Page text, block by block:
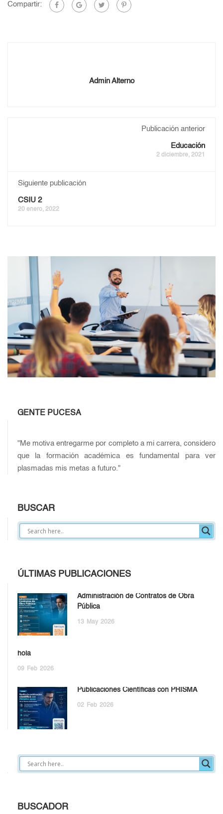
Compartir:
Admin Alterno
Publicación anterior
Educación
2 diciembre, 2021
Siguiente publicación
CSIU 2
20 enero, 2022
GENTE PUCESA
"Me motiva entregarme por completo a mi carrera, considero
que la formación académica es fundamental para ver
plasmadas mis metas a futuro."
BUSCAR
ÚLTIMAS PUBLICACIONES
Administración de Contratos de Obra
Pública
13 May 2026
hola
09 Feb 2026
Publicaciones Científicas con PRISMA
02 Feb 2026
BUSCADOR